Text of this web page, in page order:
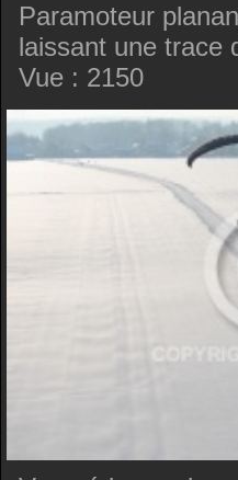
Paramoteur
laissant une trace
Vue : 2150